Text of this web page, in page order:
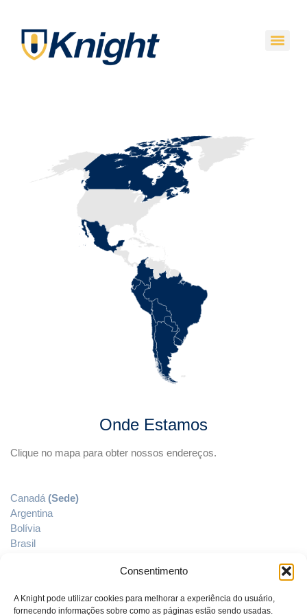
Consentimento
A Knight pode utilizar cookies para melhorar a experiência do usuário,
fornecendo informações sobre como as páginas estão sendo usadas.
Onde Estamos
Clique no mapa para obter nossos endereços.
Canadá (Sede)
Argentina
Bolívia
Brasil
México